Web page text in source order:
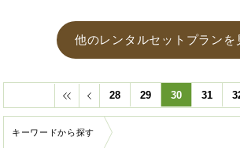
他のレンタルセットプランを
28 29 30 31
キーワードから探す